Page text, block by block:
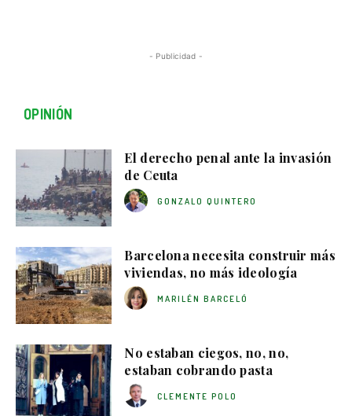
- Publicidad -
OPINIÓN
El derecho penal ante la invasión
de Ceuta
GONZALO QUINTERO
Barcelona necesita construir más
viviendas, no más ideología
MARILÉN BARCELÓ
No estaban ciegos, no, no,
estaban cobrando pasta
CLEMENTE POLO